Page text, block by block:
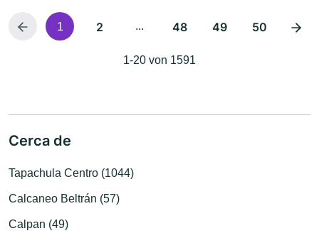
1 2 ... 48 49 50
1-20 von 1591
Cerca de
Tapachula Centro (1044)
Calcaneo Beltrán (57)
Calpan (49)